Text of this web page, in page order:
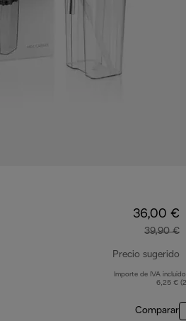
36,00 €
39,90 €
Precio sugerido
Importe de IVA
6,25 €
Comparar